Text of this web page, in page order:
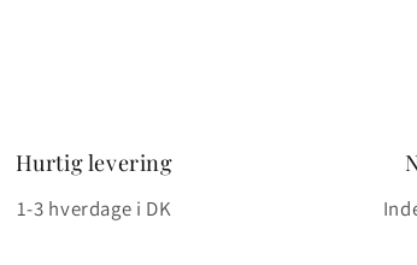
Hurtig levering
1-3 hverdage i DK